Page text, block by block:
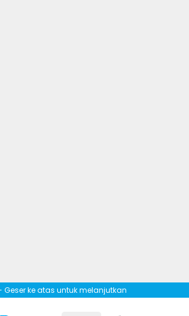
Geser ke atas untuk melanjutkan